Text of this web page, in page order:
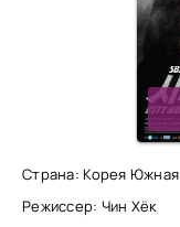
Страна: Корея Южная
Режиссер: Чин Хёк